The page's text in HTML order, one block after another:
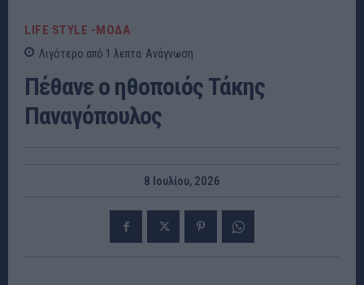
LIFE STYLE -ΜΌΔΑ
Λιγότερο από 1 λεπτα Ανάγνωση
Πέθανε ο ηθοποιός Τάκης
Παναγόπουλος
8 Ιουλίου, 2026